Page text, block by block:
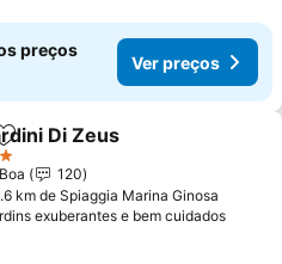
preços
Ver preços
Adicionar aos favoritos
Di Zeus
Boa
120
km de Spiaggia Marina Ginosa
exuberantes e bem cuidadosVer